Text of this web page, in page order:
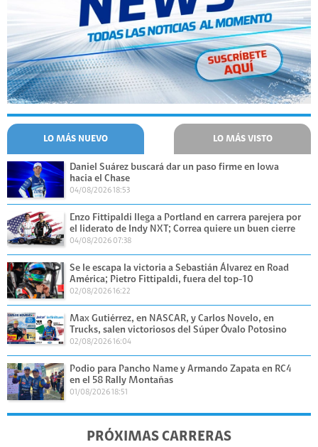
LO MÁS NUEVO LO MÁS VISTO
Daniel Suárez buscará dar un paso firme en Iowa
hacia el Chase
04/08/2026 18:53
Enzo Fittipaldi llega a Portland en carrera parejera por
el liderato de Indy NXT; Correa quiere un buen cierre
04/08/2026 07:38
Se le escapa la victoria a Sebastián Álvarez en Road
América; Pietro Fittipaldi, fuera del top-10
02/08/2026 16:22
Max Gutiérrez, en NASCAR, y Carlos Novelo, en
Trucks, salen victoriosos del Súper Óvalo Potosino
02/08/2026 16:04
Podio para Pancho Name y Armando Zapata en RC4
en el 58 Rally Montañas
01/08/2026 18:51
PRÓXIMAS CARRERAS